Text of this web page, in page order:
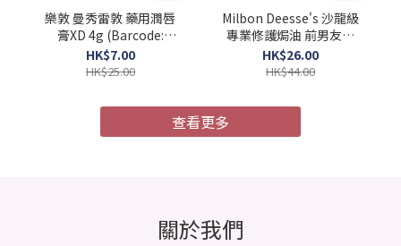
樂敦 曼秀雷敦 藥用潤唇
膏XD 4g (Barcode:
4987241105052)
HK$7.00
HK$25.00
Milbon Deesse's 沙龍級
專業修護焗油 前男友髮
膜 MU4X 極度受損 9g x 4
支/盒 (Barcode:
HK$26.00
HK$44.00
查看更多
關於我們